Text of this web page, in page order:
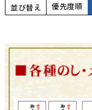
並び替え 優先度順